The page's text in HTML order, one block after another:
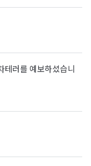
테러를 예보하셨습니